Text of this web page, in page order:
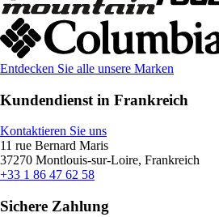
Entdecken Sie alle unsere Marken
Kundendienst in Frankreich
Kontaktieren Sie uns
11 rue Bernard Maris
37270 Montlouis-sur-Loire, Frankreich
+33 1 86 47 62 58
Sichere Zahlung